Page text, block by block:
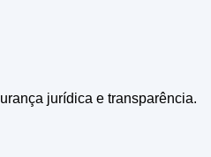
jurídica e transparência.